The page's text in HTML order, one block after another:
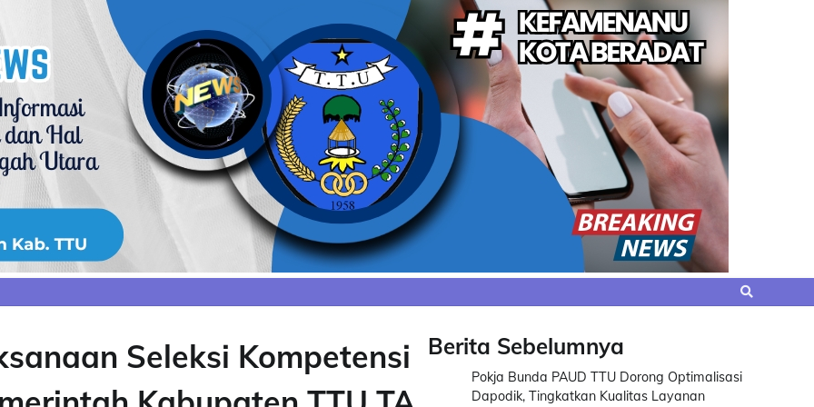
Seleksi Kompetensi
Berita Sebelumnya
Pokja Bunda PAUD TTU Dorong Optimalisasi
Dapodik, Tingkatkan Kualitas Layanan